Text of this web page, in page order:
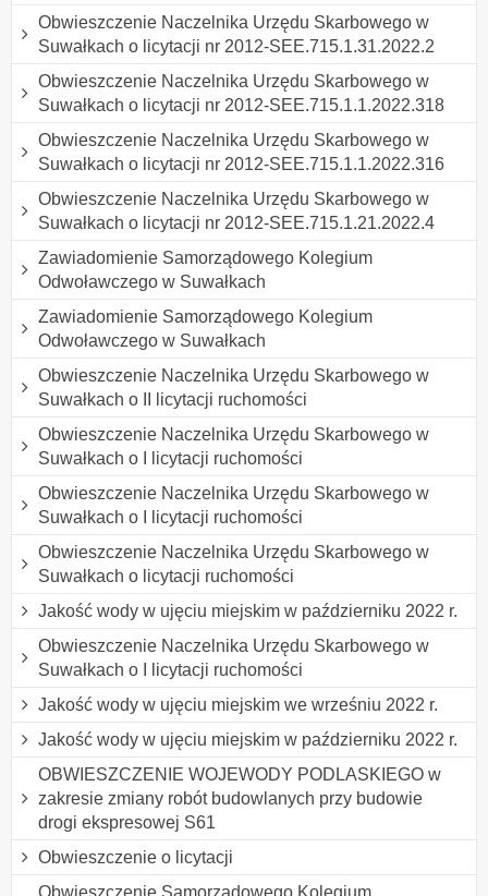
Obwieszczenie Naczelnika Urzędu Skarbowego w
Suwałkach o licytacji nr 2012-SEE.715.1.31.2022.2
Obwieszczenie Naczelnika Urzędu Skarbowego w
Suwałkach o licytacji nr 2012-SEE.715.1.1.2022.318
Obwieszczenie Naczelnika Urzędu Skarbowego w
Suwałkach o licytacji nr 2012-SEE.715.1.1.2022.316
Obwieszczenie Naczelnika Urzędu Skarbowego w
Suwałkach o licytacji nr 2012-SEE.715.1.21.2022.4
Zawiadomienie Samorządowego Kolegium
Odwoławczego w Suwałkach
Zawiadomienie Samorządowego Kolegium
Odwoławczego w Suwałkach
Obwieszczenie Naczelnika Urzędu Skarbowego w
Suwałkach o II licytacji ruchomości
Obwieszczenie Naczelnika Urzędu Skarbowego w
Suwałkach o I licytacji ruchomości
Obwieszczenie Naczelnika Urzędu Skarbowego w
Suwałkach o I licytacji ruchomości
Obwieszczenie Naczelnika Urzędu Skarbowego w
Suwałkach o licytacji ruchomości
Jakość wody w ujęciu miejskim w październiku 2022 r.
Obwieszczenie Naczelnika Urzędu Skarbowego w
Suwałkach o I licytacji ruchomości
Jakość wody w ujęciu miejskim we wrześniu 2022 r.
Jakość wody w ujęciu miejskim w październiku 2022 r.
OBWIESZCZENIE WOJEWODY PODLASKIEGO w
zakresie zmiany robót budowlanych przy budowie
drogi ekspresowej S61
Obwieszczenie o licytacji
Obwieszczenie Samorządowego Kolegium